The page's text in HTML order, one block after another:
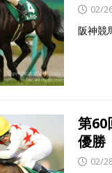
02/
阪神競
第
優勝
02/